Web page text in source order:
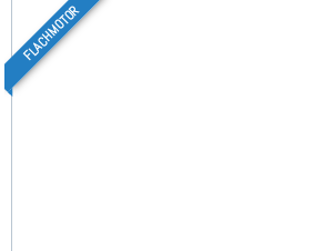
FLACHMOTOR